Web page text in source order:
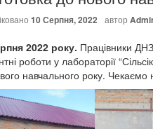
10 Серпня, 2022 автор
2022 року. Працівники
роботи у лабораторії
навчального року. Чекаємо